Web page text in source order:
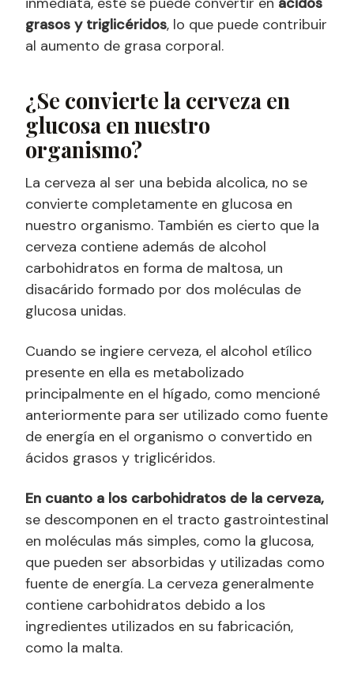
grasos y triglicéridos, lo que puede contribuir
al aumento de grasa corporal.
¿Se convierte la cerveza en
glucosa en nuestro
organismo?
La cerveza al ser una bebida alcolica, no se
convierte completamente en glucosa en
nuestro organismo. También es cierto que la
cerveza contiene además de alcohol
carbohidratos en forma de maltosa, un
disacárido formado por dos moléculas de
glucosa unidas.
Cuando se ingiere cerveza, el alcohol etílico
presente en ella es metabolizado
principalmente en el hígado, como mencioné
anteriormente para ser utilizado como fuente
de energía en el organismo o convertido en
ácidos grasos y triglicéridos.
En cuanto a los carbohidratos de la cerveza,
se descomponen en el tracto gastrointestinal
en moléculas más simples, como la glucosa,
que pueden ser absorbidas y utilizadas como
fuente de energía. La cerveza generalmente
contiene carbohidratos debido a los
ingredientes utilizados en su fabricación,
como la malta.